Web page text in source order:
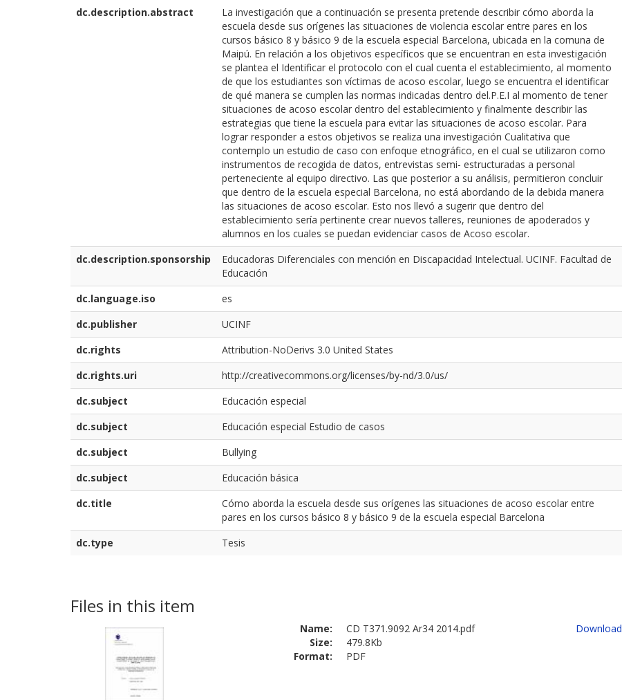
dc.description.abstract
La investigación que a continuación se presenta pretende describir cómo aborda la
escuela desde sus orígenes las situaciones de violencia escolar entre pares en los
cursos básico 8 y básico 9 de la escuela especial Barcelona, ubicada en la comuna de
Maipú. En relación a los objetivos específicos que se encuentran en esta investigación
se plantea el Identificar el protocolo con el cual cuenta el establecimiento, al momento
de que los estudiantes son víctimas de acoso escolar, luego se encuentra el identificar
de qué manera se cumplen las normas indicadas dentro del.P.E.I al momento de tener
situaciones de acoso escolar dentro del establecimiento y finalmente describir las
estrategias que tiene la escuela para evitar las situaciones de acoso escolar. Para
lograr responder a estos objetivos se realiza una investigación Cualitativa que
contemplo un estudio de caso con enfoque etnográfico, en el cual se utilizaron como
instrumentos de recogida de datos, entrevistas semi- estructuradas a personal
perteneciente al equipo directivo. Las que posterior a su análisis, permitieron concluir
que dentro de la escuela especial Barcelona, no está abordando de la debida manera
las situaciones de acoso escolar. Esto nos llevó a sugerir que dentro del
establecimiento sería pertinente crear nuevos talleres, reuniones de apoderados y
alumnos en los cuales se puedan evidenciar casos de Acoso escolar.
dc.description.sponsorship
Educadoras Diferenciales con mención en Discapacidad Intelectual. UCINF. Facultad de
Educación
dc.language.iso es
dc.publisher
UCINF
dc.rights
Attribution-NoDerivs 3.0 United States
dc.rights.uri
http://creativecommons.org/licenses/by-nd/3.0/us/
dc.subject
Educación especial
dc.subject
Educación especial Estudio de casos
dc.subject
Bullying
dc.subject
Educación básica
dc.title
Cómo aborda la escuela desde sus orígenes las situaciones de acoso escolar entre
pares en los cursos básico 8 y básico 9 de la escuela especial Barcelona
dc.type Tesis
Files in this item
Name:
CD T371.9092 Ar34 2014.pdf
Size:
479.8Kb
Format:
PDF
Download